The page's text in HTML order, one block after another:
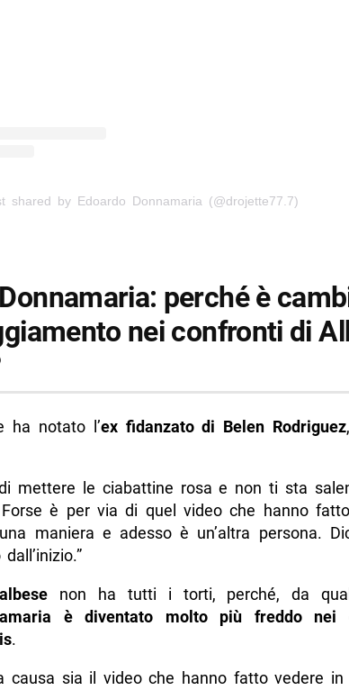
shared by Edoardo Donnamaria (@drojette77.7)
perché è
nei confronti di
ha notato l’ex fidanzato di Belen Rodriguez
mettere le ciabattine rosa e non ti sta
è per via di quel video che hanno
maniera e adesso è un’altra persona.
non ha tutti i torti, perché, da
è diventato molto più freddo nei
.
causa sia il video che hanno fatto vedere in